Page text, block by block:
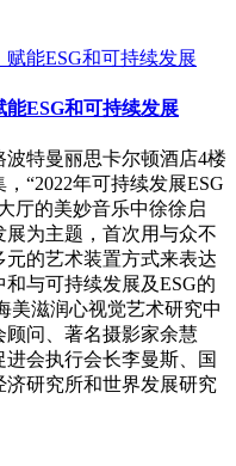
ESG和可持续发展
波特曼丽思卡尔顿酒店4楼
“2022年可持续发展ESG
厅的美妙音乐中徐徐启
为主题，首次用与众不
的艺术装置方式来表达
与可持续发展及ESG的
美滋润心视觉艺术研究中
问、著名摄影家余慧
会执行会长李曼斯、国
研究所和世界发展研究